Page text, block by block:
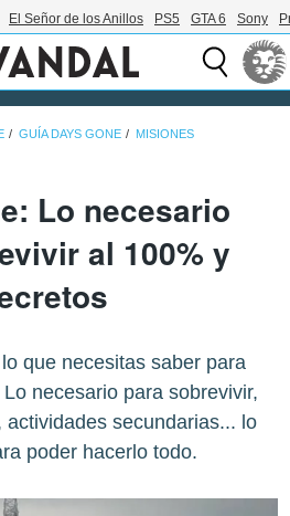
El Señor de los Anillos PS5 GTA 6 Sony
GUÍA DAYS GONE MISIONES
Lo necesario
al 100% y
que necesitas saber para
necesario para sobrevivir,
secundarias... lo
poder hacerlo todo.